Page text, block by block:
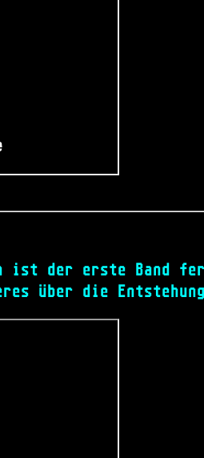
ist der erste Band
über die